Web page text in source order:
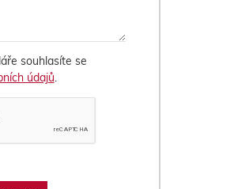
souhlasíte se
údajů.